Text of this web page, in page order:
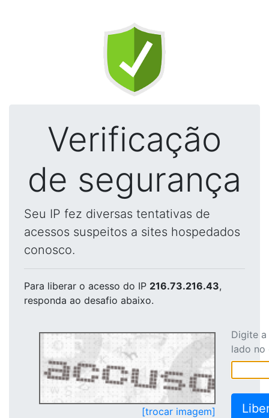
Verificação
de segurança
Seu IP fez diversas tentativas de
acessos suspeitos a sites hospedados
conosco.
Para liberar o acesso do IP 216.73.216.43,
responda ao desafio abaixo.
[trocar imagem]
Digite
lado no